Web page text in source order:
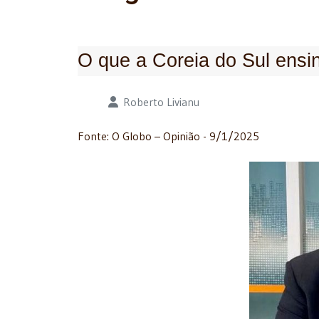
O que a Coreia do Sul
Detalhes Roberto Livianu
Fonte: O Globo – Opinião - 9/1/2025